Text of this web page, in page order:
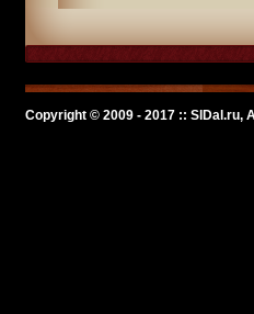
Copyright © 2009 - 2017 :: SlDal.ru,